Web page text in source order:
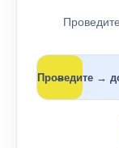
Проведите →
→